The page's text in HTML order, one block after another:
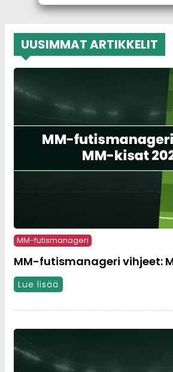
UUSIMMAT ARTIKKELIT
MM-futismanageri
MM-futismanageri vihjeet:
Lue lisää